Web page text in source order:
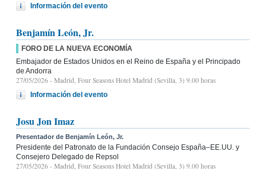
Información del evento
Benjamín León, Jr.
FORO DE LA NUEVA ECONOMÍA
Embajador de Estados Unidos en el Reino de España y el Principado
de Andorra
27/05/2026 - Madrid, Four Seasons Hotel Madrid (Sevilla, 3) 9.00 horas
Información del evento
Josu Jon Imaz
Presentador de Benjamín León, Jr.
Presidente del Patronato de la Fundación Consejo España–EE.UU. y
Consejero Delegado de Repsol
27/05/2026 - Madrid, Four Seasons Hotel Madrid (Sevilla, 3) 9.00 horas